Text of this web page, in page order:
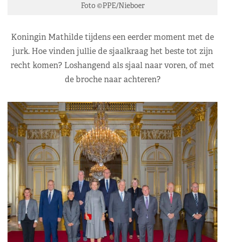
Foto ©PPE/Nieboer
Koningin Mathilde tijdens een eerder moment met de
jurk. Hoe vinden jullie de sjaalkraag het beste tot zijn
recht komen? Loshangend als sjaal naar voren, of met
de broche naar achteren?